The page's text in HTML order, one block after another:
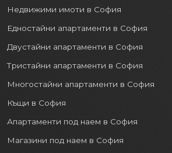
Недвижими имоти в София
Едностайни апартаменти в София
Двустайни апартаменти в София
Тристайни апартаменти в София
Многостайни апартаменти в София
Къщи в София
Апартаменти под наем в София
Магазини под наем в София